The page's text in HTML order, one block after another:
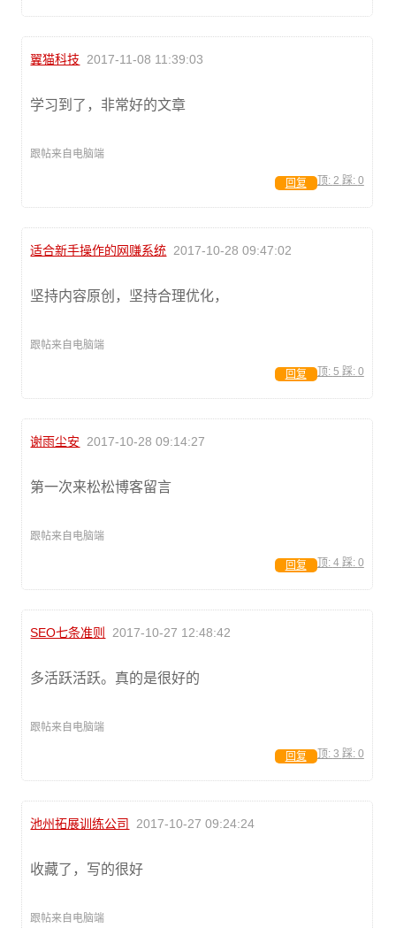
翼猫科技 2017-11-08 11:39:03
学习到了，非常好的文章
跟帖来自电脑端
顶: 2 踩: 0
回复
适合新手操作的网赚系统 2017-10-28 09:47:02
坚持内容原创，坚持合理优化，
跟帖来自电脑端
顶: 5 踩: 0
回复
谢雨尘安 2017-10-28 09:14:27
第一次来松松博客留言
跟帖来自电脑端
顶: 4 踩: 0
回复
SEO七条准则 2017-10-27 12:48:42
多活跃活跃。真的是很好的
跟帖来自电脑端
顶: 3 踩: 0
回复
池州拓展训练公司 2017-10-27 09:24:24
收藏了，写的很好
跟帖来自电脑端